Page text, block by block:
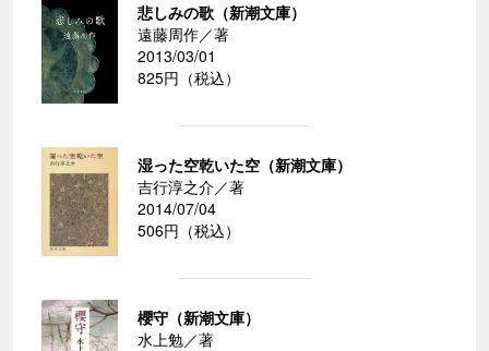
悲しみの歌（新潮文庫）
遠藤周作／著
2013/03/01
825円（税込）
湿った空乾いた空（新潮文庫）
吉行淳之介／著
2014/07/04
506円（税込）
櫻守（新潮文庫）
水上勉／著